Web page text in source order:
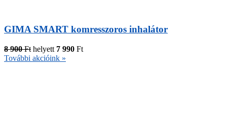
GIMA SMART komresszoros inhalátor
8 900 Ft helyett 7 990 Ft
További akcióink »